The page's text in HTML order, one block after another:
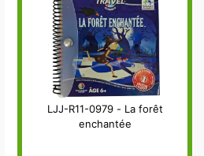
LJJ-R11-0979 - La forêt
enchantée